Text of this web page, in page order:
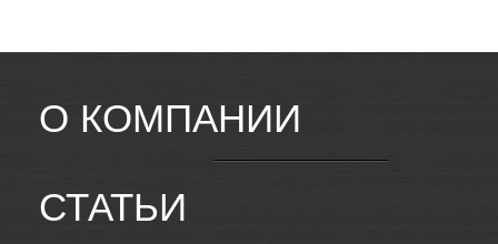
О КОМПАНИИ
СТАТЬИ